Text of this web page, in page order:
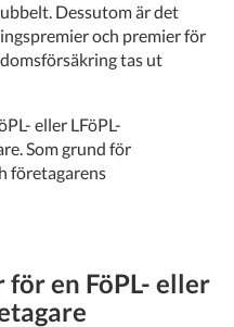
Dessutom är det
och premier för
tas ut
eller LFöPL-
Som grund för
företagarens
en FöPL- eller